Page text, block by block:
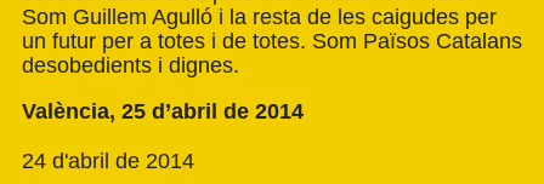
Som Guillem Agulló i la resta de les caigudes per
un futur per a totes i de totes. Som Països Catalans
desobedients i dignes.
València, 25 d’abril de 2014
24 d'abril de 2014